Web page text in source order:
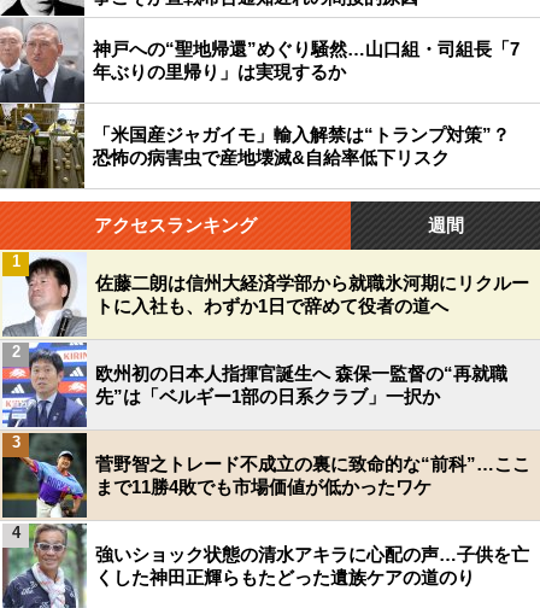
神戸への“聖地帰還”めぐり騒然…山口組・司組長「7
年ぶりの里帰り」は実現するか
「米国産ジャガイモ」輸入解禁は“トランプ対策”？
恐怖の病害虫で産地壊滅&自給率低下リスク
アクセスランキング 週間
佐藤二朗は信州大経済学部から就職氷河期にリクルー
トに入社も、わずか1日で辞めて役者の道へ
1
欧州初の日本人指揮官誕生へ 森保一監督の“再就職
先”は「ベルギー1部の日系クラブ」一択か
2
菅野智之トレード不成立の裏に致命的な“前科”…ここ
まで11勝4敗でも市場価値が低かったワケ
3
強いショック状態の清水アキラに心配の声…子供を亡
くした神田正輝らもたどった遺族ケアの道のり
4